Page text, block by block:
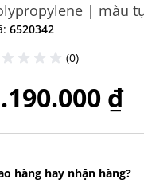
| màu
6520342
(0)
₫
hàng hay nhận hàng?